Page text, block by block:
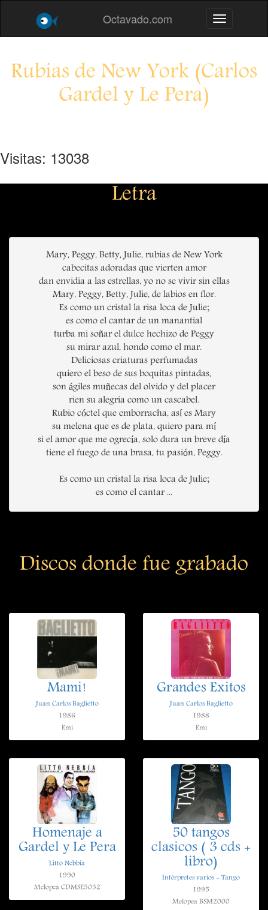
Octavado.com Toggle
Rubias de New York (Carlos
Gardel y Le Pera)
Visitas: 13038
Letra
Mary, Peggy, Betty, Julie, rubias de New York
cabecitas adoradas que vierten amor
dan envidia a las estrellas, yo no se vivir sin ellas
Mary, Peggy, Betty, Julie, de labios en flor.
Es como un cristal la risa loca de Julie;
es como el cantar de un manantial
turba mi soñar el dulce hechizo de Peggy
su mirar azul, hondo como el mar.
Deliciosas criaturas perfumadas
quiero el beso de sus boquitas pintadas,
son ágiles muñecas del olvido y del placer
rien su alegria como un cascabel.
Rubio cóctel que emborracha, así es Mary
su melena que es de plata, quiero para mí
si el amor que me ogrecía, solo dura un breve día
tiene el fuego de una brasa, tu pasión, Peggy.
Es como un cristal la risa loca de Julie;
es como el cantar ...
Discos donde fue grabado
Mami!
Juan Carlos Baglietto
1986
Emi
Grandes Exitos
Juan Carlos Baglietto
1988
Emi
Homenaje a
Gardel y Le Pera
Litto Nebbia
1990
Melopea CDMSE5032
50 tangos
clasicos ( 3 cds +
libro)
Intérpretes varios - Tango
1995
Melopea BSM2000